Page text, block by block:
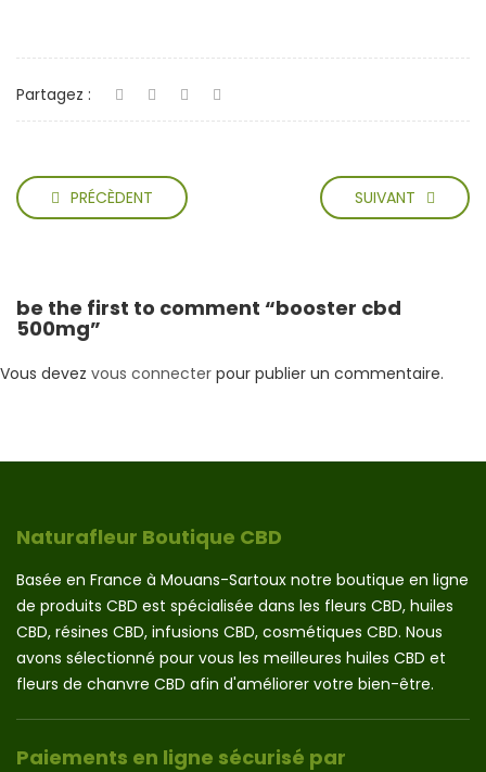
Partagez :
PRÉCÈDENT SUIVANT
be the first to comment “booster cbd
500mg”
Vous devez vous connecter pour publier un commentaire.
Naturafleur Boutique CBD
Basée en France à Mouans-Sartoux notre boutique en ligne
de produits CBD est spécialisée dans les fleurs CBD, huiles
CBD, résines CBD, infusions CBD, cosmétiques CBD. Nous
avons sélectionné pour vous les meilleures huiles CBD et
fleurs de chanvre CBD afin d'améliorer votre bien-être.
Paiements en ligne sécurisé par